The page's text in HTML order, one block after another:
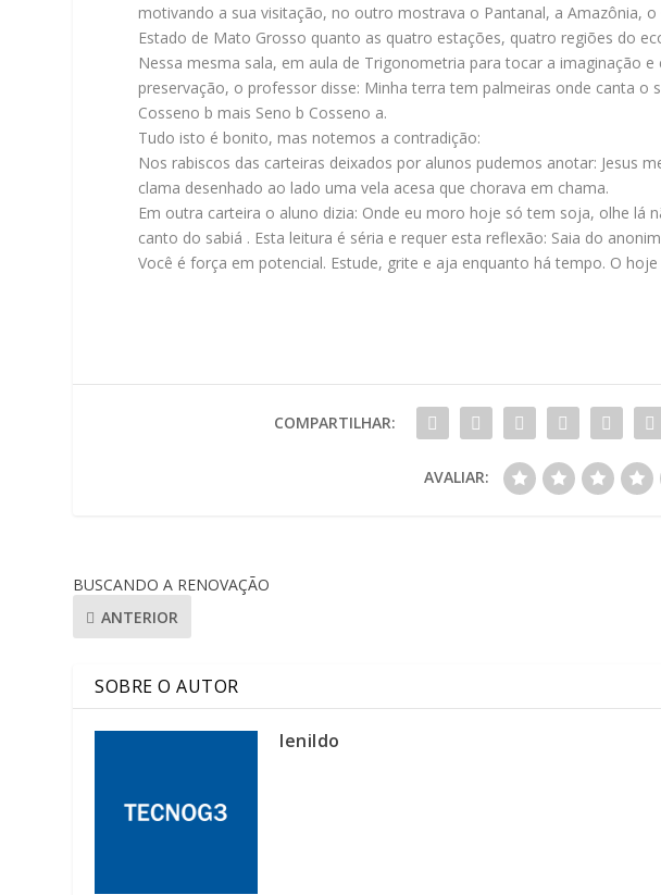
motivando a sua visitação, no outro mostrava o Pantanal, a Amazônia,
Estado de Mato Grosso quanto as quatro estações, quatro regiões do
Nessa mesma sala, em aula de Trigonometria para tocar a imaginação
preservação, o professor disse: Minha terra tem palmeiras onde canta o
Cosseno b mais Seno b Cosseno a.
Tudo isto é bonito, mas notemos a contradição:
Nos rabiscos das carteiras deixados por alunos pudemos anotar: Jesus
clama desenhado ao lado uma vela acesa que chorava em chama.
Em outra carteira o aluno dizia: Onde eu moro hoje só tem soja, olhe lá
canto do sabiá . Esta leitura é séria e requer esta reflexão: Saia do
Você é força em potencial. Estude, grite e aja enquanto há tempo. O
COMPARTILHAR:
AVALIAR:
BUSCANDO A RENOVAÇÃO
ANTERIOR
SOBRE O AUTOR
lenildo